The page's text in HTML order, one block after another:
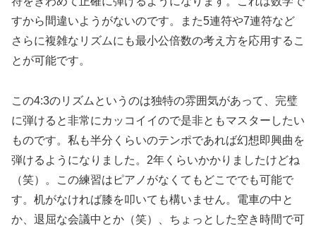
すから間違いようがないのです。また5連符や7連符など
さらに複雑なリズムにも最小公倍数の考え方を応用するこ
とが可能です。
この4:3のリズムというのは独特の雰囲気があって、完璧
に弾けると非常にカッコイイので是非ともマスターしたい
ものです。私も半分くらいのテンポであれば幻想即興曲を
弾けるようになりました。2年くらいかかりましたけどね
（笑）。この練習はピアノがなくてもどこででも可能で
す。机がなければ膝を叩いても構いません。電車の中と
か、退屈な会議中とか（笑）、ちょっとした空き時間で可